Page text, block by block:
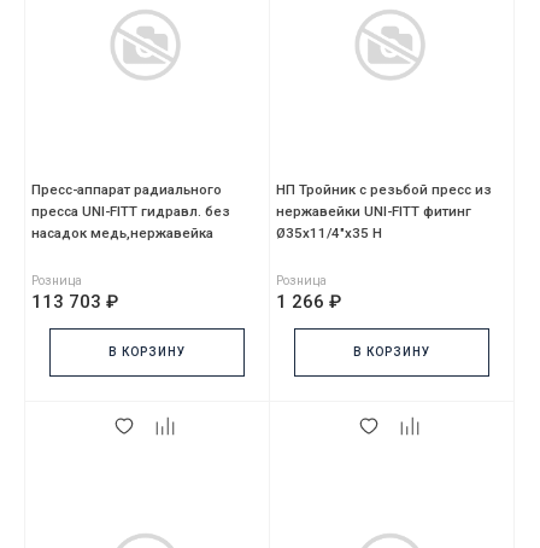
Пресс-аппарат радиального
пресса UNI-FITT гидравл. без
насадок медь,нержавейка
Розница
113 703 ₽
В КОРЗИНУ
НП Тройник с резьбой пресс из
нержавейки UNI-FITT фитинг
Ø35х11/4"х35 Н
Розница
1 266 ₽
В КОРЗИНУ